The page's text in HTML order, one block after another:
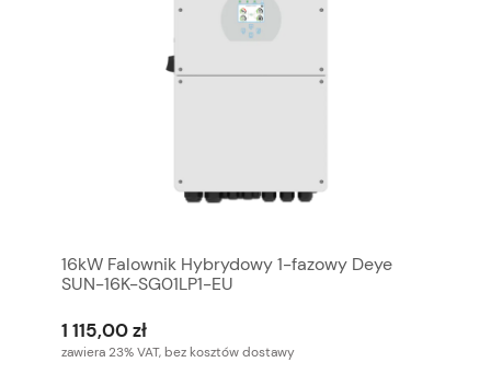
16kW Falownik Hybrydowy 1-fazowy Deye
SUN-16K-SG01LP1-EU
1 115,00 zł
zawiera 23% VAT, bez kosztów dostawy